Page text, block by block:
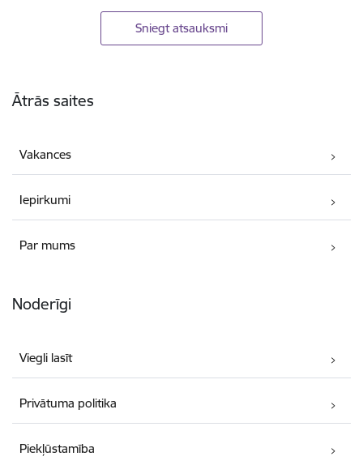
Sniegt atsauksmi
Ātrās saites
Vakances
Iepirkumi
Par mums
Noderīgi
Viegli lasīt
Privātuma politika
Piekļūstamība